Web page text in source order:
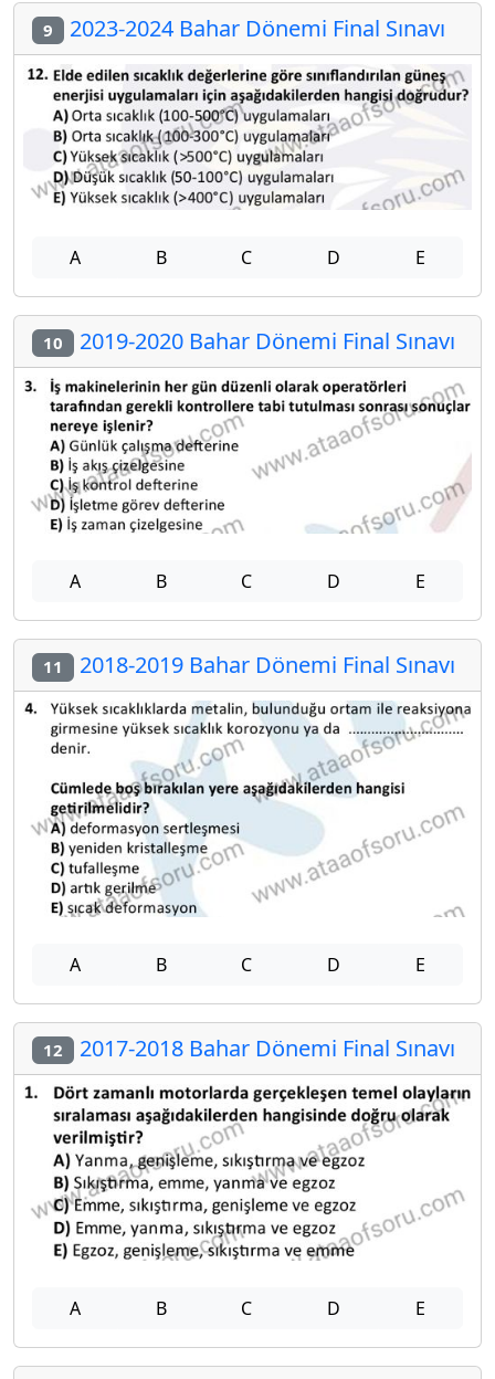
9 2023-2024 Bahar Dönemi Final Sınavı
A B C D E
10 2019-2020 Bahar Dönemi Final Sınavı
A B C D E
11 2018-2019 Bahar Dönemi Final Sınavı
A B C D E
12 2017-2018 Bahar Dönemi Final Sınavı
A B C D E